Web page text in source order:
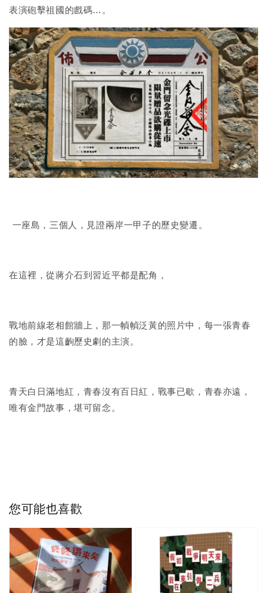
表演砲擊祖國的戲碼…。
一座島，三個人，見證兩岸一甲子的歷史變遷。
在這裡，從蔣介石到習近平都是配角，
戰地前線老相館牆上，那一幀幀泛黃的照片中，每一張青春
的臉，才是這齣歷史劇的主演。
青天白日滿地紅，青春沒有百日紅，戰事已歇，青春亦遠，
唯有金門故事，堪可留念。
您可能也喜歡